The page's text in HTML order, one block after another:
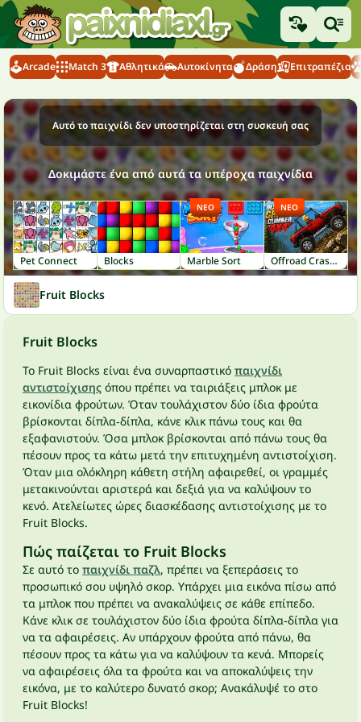
Arcade Match 3 Αθλητικά Αυτοκίνητα Δράση Επιτραπέζια
Αυτό το παιχνίδι δεν υποστηρίζεται στη συσκευή σας
Δοκιμάστε ένα από αυτά τα υπέροχα παιχνίδια
Pet Connect Blocks Marble Sort
ΝΈΟ
Offroad Crash Climber 4X4
ΝΈΟ
Fruit Blocks
Fruit Blocks
Το Fruit Blocks είναι ένα συναρπαστικό παιχνίδι
αντιστοίχισης όπου πρέπει να ταιριάξεις μπλοκ με
εικονίδια φρούτων. Όταν τουλάχιστον δύο ίδια φρούτα
βρίσκονται δίπλα‑δίπλα, κάνε κλικ πάνω τους και θα
εξαφανιστούν. Όσα μπλοκ βρίσκονται από πάνω τους θα
πέσουν προς τα κάτω μετά την επιτυχημένη αντιστοίχιση.
Όταν μια ολόκληρη κάθετη στήλη αφαιρεθεί, οι γραμμές
μετακινούνται αριστερά και δεξιά για να καλύψουν το
κενό. Ατελείωτες ώρες διασκέδασης αντιστοίχισης με το
Fruit Blocks.
Πώς παίζεται το Fruit Blocks
Σε αυτό το παιχνίδι παζλ, πρέπει να ξεπεράσεις το
προσωπικό σου υψηλό σκορ. Υπάρχει μια εικόνα πίσω από
τα μπλοκ που πρέπει να ανακαλύψεις σε κάθε επίπεδο.
Κάνε κλικ σε τουλάχιστον δύο ίδια φρούτα δίπλα‑δίπλα για
να τα αφαιρέσεις. Αν υπάρχουν φρούτα από πάνω, θα
πέσουν προς τα κάτω για να καλύψουν τα κενά. Μπορείς
να αφαιρέσεις όλα τα φρούτα και να αποκαλύψεις την
εικόνα, με το καλύτερο δυνατό σκορ; Ανακάλυψέ το στο
Fruit Blocks!